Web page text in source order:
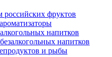
фруктов
напитков
напитков
и рыбы